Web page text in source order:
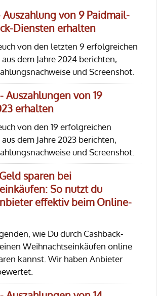
Auszahlung von 9 Paidmail-
Diensten erhalten
von den letzten 9 erfolgreichen
dem Jahre 2024 berichten,
und Screenshot.
Auszahlungen von 19
erhalten
von den 19 erfolgreichen
dem Jahre 2023 berichten,
und Screenshot.
sparen bei
So nutzt du
effektiv beim Online-
wie Du durch Cashback-
Weihnachtseinkäufen online
kannst. Wir haben Anbieter